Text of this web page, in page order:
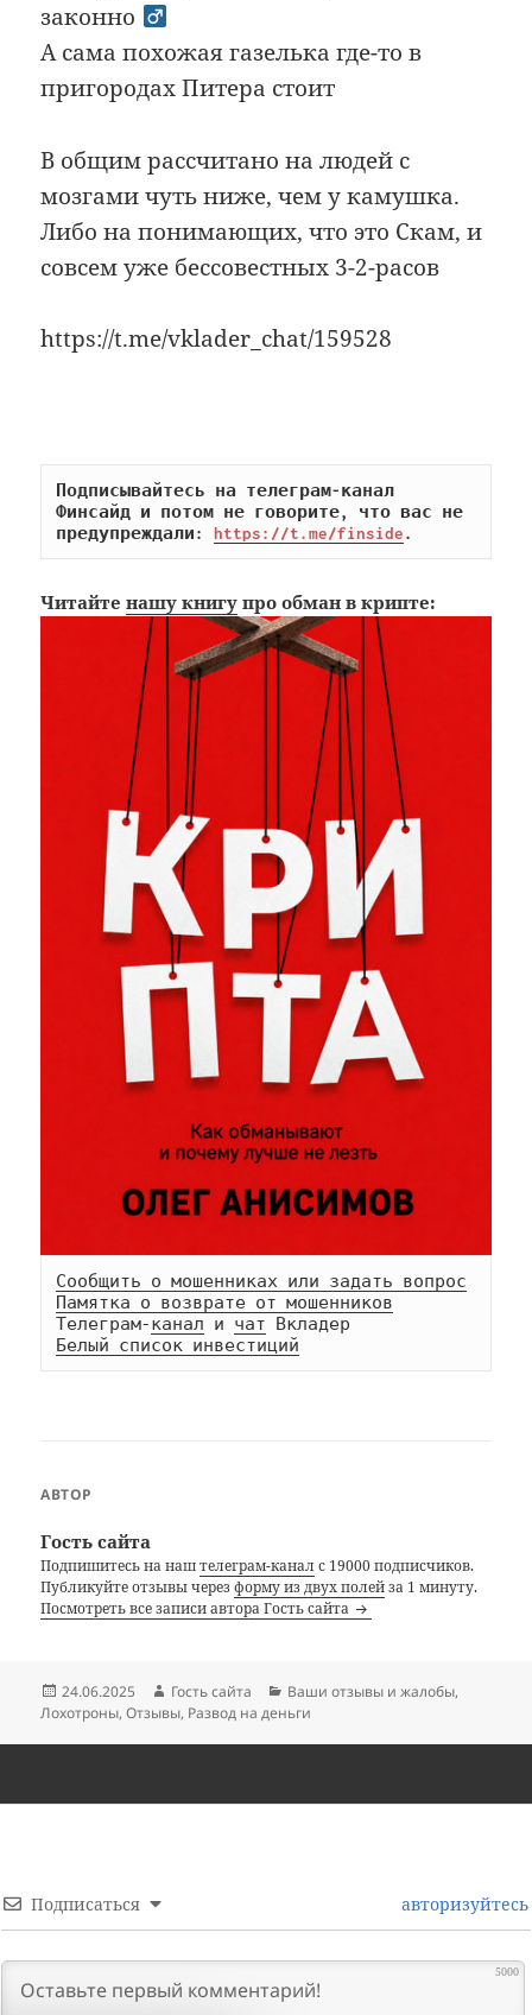
законно ‍
А сама похожая газелька где-то в
пригородах Питера стоит
В общим рассчитано на людей с
мозгами чуть ниже, чем у камушка.
Либо на понимающих, что это Скам, и
совсем уже бессовестных 3-2-расов
https://t.me/vklader_chat/159528
Подписывайтесь на телеграм-канал
Финсайд и потом не говорите, что вас не
предупреждали: https://t.me/finside.
Читайтенашу книгу про обман в крипте:
Сообщить о мошенниках или задать вопрос
Памятка о возврате от мошенников
Телеграм-канал и чат
Белый список инвестиций
АВТОР
Гость сайта
Подпишитесь на наштелеграм-каналс 19000 подписчиков.
Публикуйте отзывы черезформу из двух полейза 1 минуту.
Посмотреть все записи автора Гость сайта
Опубликовано
24.06.2025 Автор
Гость сайта Рубрики
Ваши отзывы и жалобы,
Лохотроны,Отзывы, Развод на деньги
Подписаться авторизуйтесь
5000